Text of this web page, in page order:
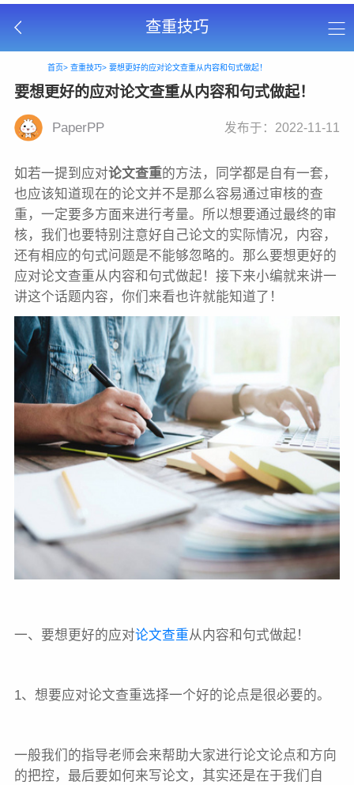
查重技巧
首页> 查重技巧> 要想更好的应对论文查重从内容和句式做起！
要想更好的应对论文查重从内容和句式做起！
PaperPP 发布于：2022-11-11
如若一提到应对论文查重的方法，同学都是自有一套，
也应该知道现在的论文并不是那么容易通过审核的查
重，一定要多方面来进行考量。所以想要通过最终的审
核，我们也要特别注意好自己论文的实际情况，内容，
还有相应的句式问题是不能够忽略的。那么要想更好的
应对论文查重从内容和句式做起！接下来小编就来讲一
讲这个话题内容，你们来看也许就能知道了！
一、要想更好的应对论文查重从内容和句式做起！
1、想要应对论文查重选择一个好的论点是很必要的。
一般我们的指导老师会来帮助大家进行论文论点和方向
的把控，最后要如何来写论文，其实还是在于我们自